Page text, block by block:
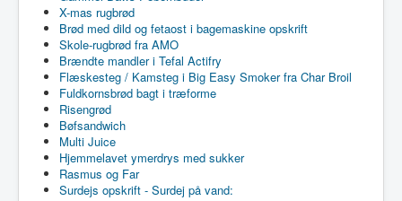
X-mas rugbrød
Brød med dild og fetaost i bagemaskine opskrift
Skole-rugbrød fra AMO
Brændte mandler i Tefal Actifry
Flæskesteg / Kamsteg i Big Easy Smoker fra Char Broil
Fuldkornsbrød bagt i træforme
Risengrød
Bøfsandwich
Multi Juice
Hjemmelavet ymerdrys med sukker
Rasmus og Far
Surdejs opskrift - Surdej på vand: